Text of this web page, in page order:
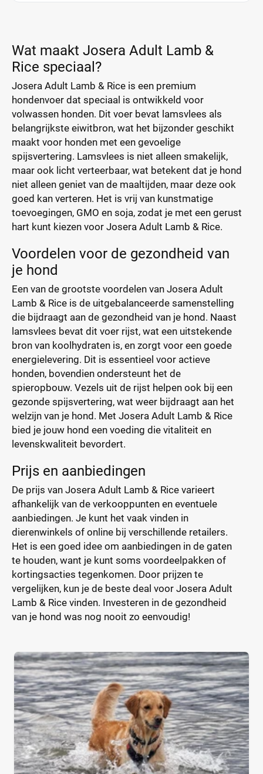
Wat maakt Josera Adult Lamb &
Rice speciaal?
Josera Adult Lamb & Rice is een premium
hondenvoer dat speciaal is ontwikkeld voor
volwassen honden. Dit voer bevat lamsvlees als
belangrijkste eiwitbron, wat het bijzonder geschikt
maakt voor honden met een gevoelige
spijsvertering. Lamsvlees is niet alleen smakelijk,
maar ook licht verteerbaar, wat betekent dat je hond
niet alleen geniet van de maaltijden, maar deze ook
goed kan verteren. Het is vrij van kunstmatige
toevoegingen, GMO en soja, zodat je met een gerust
hart kunt kiezen voor Josera Adult Lamb & Rice.
Voordelen voor de gezondheid van
je hond
Een van de grootste voordelen van Josera Adult
Lamb & Rice is de uitgebalanceerde samenstelling
die bijdraagt aan de gezondheid van je hond. Naast
lamsvlees bevat dit voer rijst, wat een uitstekende
bron van koolhydraten is, en zorgt voor een goede
energielevering. Dit is essentieel voor actieve
honden, bovendien ondersteunt het de
spieropbouw. Vezels uit de rijst helpen ook bij een
gezonde spijsvertering, wat weer bijdraagt aan het
welzijn van je hond. Met Josera Adult Lamb & Rice
bied je jouw hond een voeding die vitaliteit en
levenskwaliteit bevordert.
Prijs en aanbiedingen
De prijs van Josera Adult Lamb & Rice varieert
afhankelijk van de verkooppunten en eventuele
aanbiedingen. Je kunt het vaak vinden in
dierenwinkels of online bij verschillende retailers.
Het is een goed idee om aanbiedingen in de gaten
te houden, want je kunt soms voordeelpakken of
kortingsacties tegenkomen. Door prijzen te
vergelijken, kun je de beste deal voor Josera Adult
Lamb & Rice vinden. Investeren in de gezondheid
van je hond was nog nooit zo eenvoudig!